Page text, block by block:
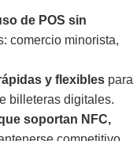
de POS sin
comercio minorista,
y flexibles para
billeteras digitales.
soportan NFC,